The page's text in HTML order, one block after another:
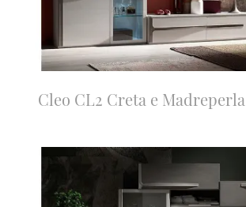
Cleo CL2 Creta e Madreperla